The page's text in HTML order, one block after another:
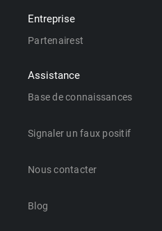
Entreprise
Partenairest
Assistance
Base de connaissances
Signaler un faux positif
Nous contacter
Blog